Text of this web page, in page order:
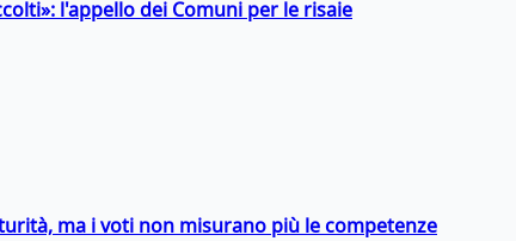
l'appello dei Comuni per le risaie
ma i voti non misurano più le competenze